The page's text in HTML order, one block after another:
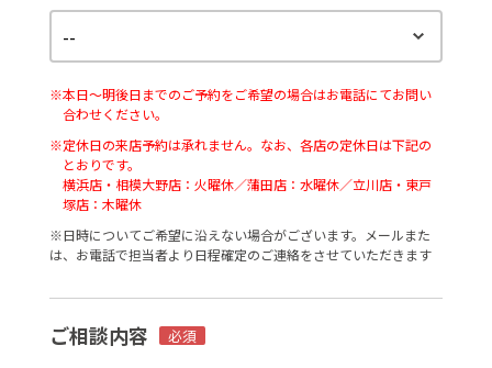
※本日〜明後日までのご予約をご希望の場合はお電話にてお問い
合わせください。
※定休日の来店予約は承れません。なお、各店の定休日は下記の
とおりです。
横浜店・相模大野店：火曜休／蒲田店：水曜休／立川店・東戸
塚店：木曜休
※⽇時についてご希望に沿えない場合がございます。メールまた
は、お電話で担当者より⽇程確定のご連絡をさせていただきます
ご相談内容 必須